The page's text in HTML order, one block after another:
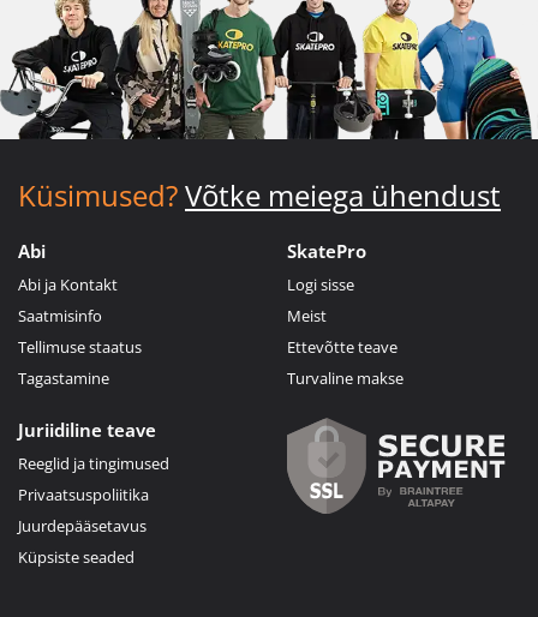
Küsimused?Võtke meiega ühendust
Abi
Abi ja Kontakt
Saatmisinfo
Tellimuse staatus
Tagastamine
SkatePro
Logi sisse
Meist
Ettevõtte teave
Turvaline makse
Juriidiline teave
Reeglid ja tingimused
Privaatsuspoliitika
Juurdepääsetavus
Küpsiste seaded